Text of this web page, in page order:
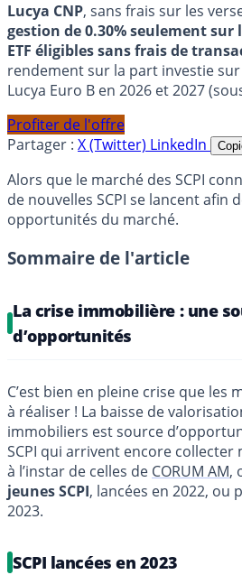
Lucya CNP, sans frais sur les
gestion de 0.30% seulement sur
ETF éligibles sans frais de
rendement sur la part investie
Lucya Euro B en 2026 et 2027
Profiter de l'offre
Partager : X (Twitter) LinkedIn
Alors que le marché des SCPI
de nouvelles SCPI se lancent afin
opportunités du marché.
Sommaire de l'article
La crise immobilière : une
d’opportunités
C’est bien en pleine crise que les
à réaliser ! La baisse de
immobiliers est source
SCPI qui arrivent encore collecter
à l’instar de celles de CORUM AM,
jeunes SCPI, lancées en 2022, ou
2023.
SCPI lancées en 2023